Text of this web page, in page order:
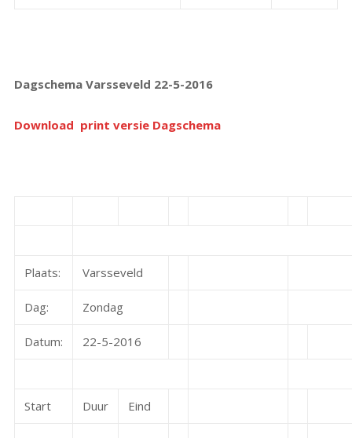
Dagschema Varsseveld 22-5-2016
Download print versie Dagschema
Plaats: Varsseveld
Dag: Zondag
Datum: 22-5-2016
Start Duur Eind